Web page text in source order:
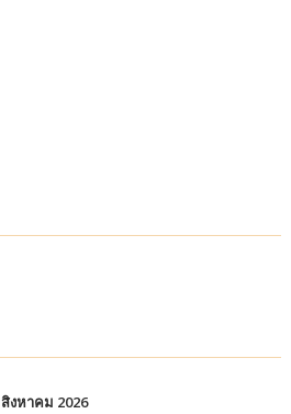
สิงหาคม 2026